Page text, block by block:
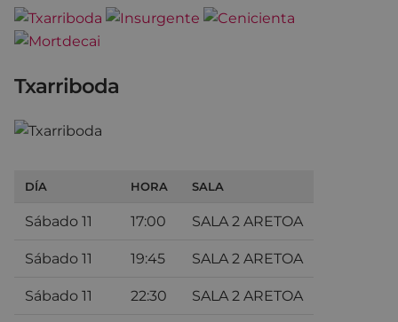
Txarriboda
DÍA HORA SALA
Sábado 11 17:00 SALA 2 ARETOA
Sábado 11 19:45 SALA 2 ARETOA
Sábado 11 22:30 SALA 2 ARETOA